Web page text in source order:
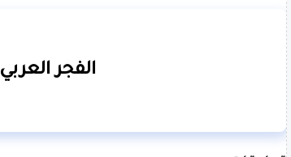
الفجر العربي